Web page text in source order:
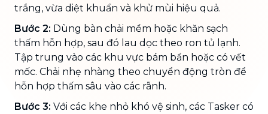
trắng, vừa diệt khuẩn và khử mùi hiệu quả.
Bước 2: Dùng bàn chải mềm hoặc khăn sạch
thấm hỗn hợp, sau đó lau dọc theo ron tủ lạnh.
Tập trung vào các khu vực bám bẩn hoặc có vết
mốc. Chải nhẹ nhàng theo chuyển động tròn để
hỗn hợp thấm sâu vào các rãnh.
Bước 3: Với các khe nhỏ khó vệ sinh, các Tasker có